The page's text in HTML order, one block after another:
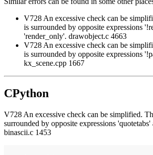
V728 An excessive check can be
is surrounded by opposite expressions
'render_only'. drawobject.c 4663
V728 An excessive check can be
is surrounded by opposite expressions
kx_scene.cpp 1667
CPython
V728 An excessive check can be simplified.
surrounded by opposite expressions 'quotetabs'
binascii.c 1453